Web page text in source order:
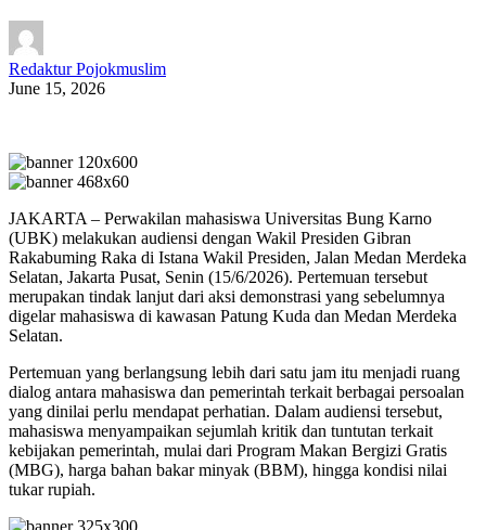
Redaktur Pojokmuslim
June 15, 2026
JAKARTA – Perwakilan mahasiswa Universitas Bung Karno
(UBK) melakukan audiensi dengan Wakil Presiden Gibran
Rakabuming Raka di Istana Wakil Presiden, Jalan Medan Merdeka
Selatan, Jakarta Pusat, Senin (15/6/2026). Pertemuan tersebut
merupakan tindak lanjut dari aksi demonstrasi yang sebelumnya
digelar mahasiswa di kawasan Patung Kuda dan Medan Merdeka
Selatan.
Pertemuan yang berlangsung lebih dari satu jam itu menjadi ruang
dialog antara mahasiswa dan pemerintah terkait berbagai persoalan
yang dinilai perlu mendapat perhatian. Dalam audiensi tersebut,
mahasiswa menyampaikan sejumlah kritik dan tuntutan terkait
kebijakan pemerintah, mulai dari Program Makan Bergizi Gratis
(MBG), harga bahan bakar minyak (BBM), hingga kondisi nilai
tukar rupiah.